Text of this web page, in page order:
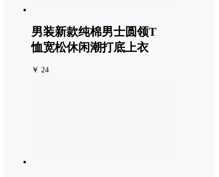
男装新款纯棉男士圆领T
恤宽松休闲潮打底上衣
￥ 24